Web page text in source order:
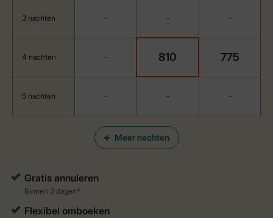
Meer nachten
3 nachten - - -
4 nachten - 810 775
5 nachten - - -